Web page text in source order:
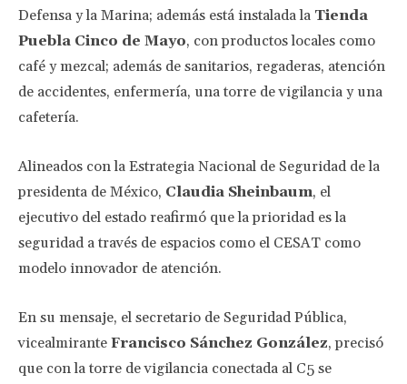
Defensa y la Marina; además está instalada la Tienda
Puebla Cinco de Mayo, con productos locales como
café y mezcal; además de sanitarios, regaderas, atención
de accidentes, enfermería, una torre de vigilancia y una
cafetería.
Alineados con la Estrategia Nacional de Seguridad de la
presidenta de México, Claudia Sheinbaum, el
ejecutivo del estado reafirmó que la prioridad es la
seguridad a través de espacios como el CESAT como
modelo innovador de atención.
En su mensaje, el secretario de Seguridad Pública,
vicealmirante Francisco Sánchez González, precisó
que con la torre de vigilancia conectada al C5 se